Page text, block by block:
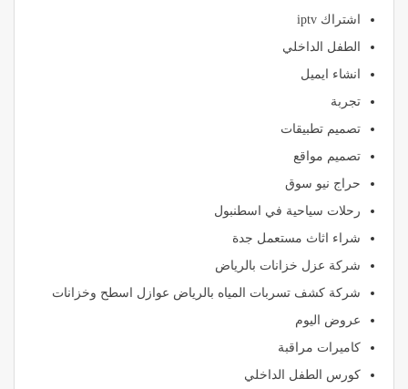
اشتراك iptv
الطفل الداخلي
انشاء ايميل
تجربة
تصميم تطبيقات
تصميم مواقع
حراج نيو سوق
رحلات سياحية في اسطنبول
شراء اثاث مستعمل جدة
شركة عزل خزانات بالرياض
شركة كشف تسربات المياه بالرياض عوازل اسطح وخزانات
عروض اليوم
كاميرات مراقبة
كورس الطفل الداخلي